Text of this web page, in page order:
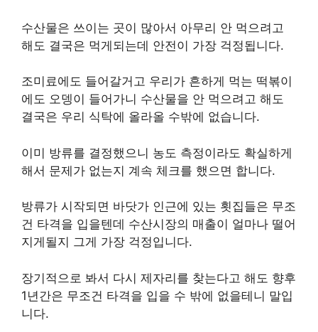
수산물은 쓰이는 곳이 많아서 아무리 안 먹으려고
해도 결국은 먹게되는데 안전이 가장 걱정됩니다.
조미료에도 들어갈거고 우리가 흔하게 먹는 떡볶이
에도 오뎅이 들어가니 수산물을 안 먹으려고 해도
결국은 우리 식탁에 올라올 수밖에 없습니다.
이미 방류를 결정했으니 농도 측정이라도 확실하게
해서 문제가 없는지 계속 체크를 했으면 합니다.
방류가 시작되면 바닷가 인근에 있는 횟집들은 무조
건 타격을 입을텐데 수산시장의 매출이 얼마나 떨어
지게될지 그게 가장 걱정입니다.
장기적으로 봐서 다시 제자리를 찾는다고 해도 향후
1년간은 무조건 타격을 입을 수 밖에 없을테니 말입
니다.